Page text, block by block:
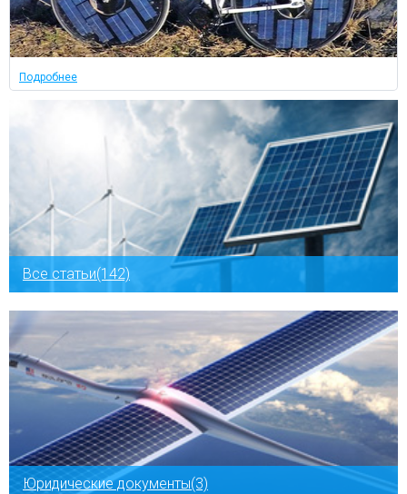
Подробнее
Все статьи(142)
Юридические документы(3)